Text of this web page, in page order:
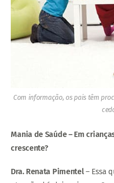
Com informação, os pais têm
Mania de Saúde – Em
crescente?
Dra. Renata Pimentel– Essa